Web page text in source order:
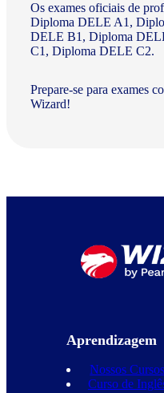
Os exames oficiais de
Diploma DELE A1,
DELE B1, Diploma
C1, Diploma DELE C2.
Prepare-se para exames
Wizard!
Aprendizagem
Nossos Cursos
Curso de